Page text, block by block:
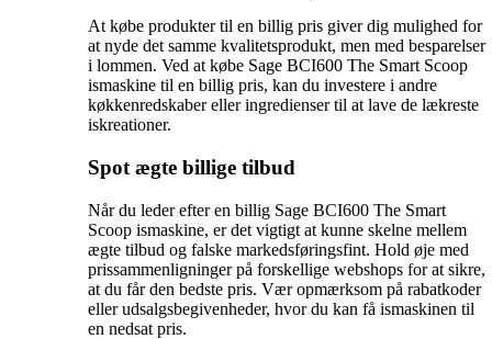
At købe produkter til en billig pris giver dig mulighed for
at nyde det samme kvalitetsprodukt, men med besparelser
i lommen. Ved at købe Sage BCI600 The Smart Scoop
ismaskine til en billig pris, kan du investere i andre
køkkenredskaber eller ingredienser til at lave de lækreste
iskreationer.
Spot ægte billige tilbud
Når du leder efter en billig Sage BCI600 The Smart
Scoop ismaskine, er det vigtigt at kunne skelne mellem
ægte tilbud og falske markedsføringsfint. Hold øje med
prissammenligninger på forskellige webshops for at sikre,
at du får den bedste pris. Vær opmærksom på rabatkoder
eller udsalgsbegivenheder, hvor du kan få ismaskinen til
en nedsat pris.